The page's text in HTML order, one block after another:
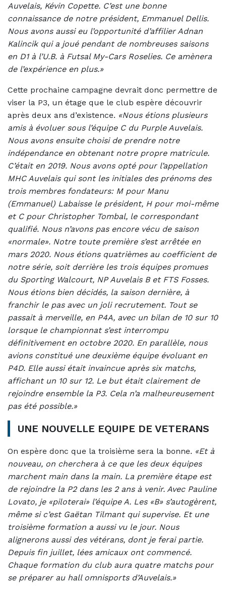
Auvelais, Kévin Copette. C’est une bonne
connaissance de notre président, Emmanuel Dellis.
Nous avons aussi eu l’opportunité d’affilier Adnan
Kalincik qui a joué pendant de nombreuses saisons
en D1 à l’U.B. à Futsal My-Cars Roselies. Ce amènera
de l’expérience en plus.»
Cette prochaine campagne devrait donc permettre de
viser la P3, un étage que le club espère découvrir
après deux ans d’existence. «Nous étions plusieurs
amis à évoluer sous l’équipe C du Purple Auvelais.
Nous avons ensuite choisi de prendre notre
indépendance en obtenant notre propre matricule.
C’était en 2019. Nous avons opté pour l’appellation
MHC Auvelais qui sont les initiales des prénoms des
trois membres fondateurs: M pour Manu
(Emmanuel) Labaisse le président, H pour moi-même
et C pour Christopher Tombal, le correspondant
qualifié. Nous n’avons pas encore vécu de saison
«normale». Notre toute première s’est arrêtée en
mars 2020. Nous étions quatrièmes au coefficient de
notre série, soit derrière les trois équipes promues
du Sporting Walcourt, NP Auvelais B et FTS Fosses.
Nous étions bien décidés, la saison dernière, à
franchir le pas avec un joli recrutement. Tout se
passait à merveille, en P4A, avec un bilan de 10 sur 10
lorsque le championnat s’est interrompu
définitivement en octobre 2020. En parallèle, nous
avions constitué une deuxième équipe évoluant en
P4D. Elle aussi était invaincue après six matchs,
affichant un 10 sur 12. Le but était clairement de
rejoindre ensemble la P3. Cela n’a malheureusement
pas été possible.»
UNE NOUVELLE EQUIPE DE VETERANS
On espère donc que la troisième sera la bonne. «Et à
nouveau, on cherchera à ce que les deux équipes
marchent main dans la main. La première étape est
de rejoindre la P2 dans les 2 ans à venir. Avec Pauline
Lovato, je «piloterai» l’équipe A. Les «B» s’autogèrent,
même si c’est Gaëtan Tilmant qui supervise. Et une
troisième formation a aussi vu le jour. Nous
alignerons aussi des vétérans, dont je ferai partie.
Depuis fin juillet, lées amicaux ont commencé.
Chaque formation du club aura quatre matchs pour
se préparer au hall omnisports d’Auvelais.»